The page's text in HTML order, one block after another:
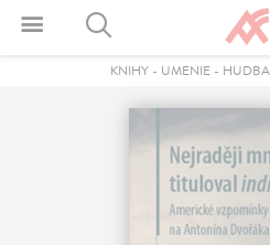
KNIHY - UMENIE -